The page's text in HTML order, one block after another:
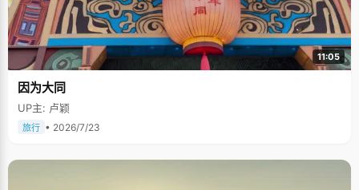
11:05
因为大同
UP主: 卢颖
旅行 • 2026/7/23